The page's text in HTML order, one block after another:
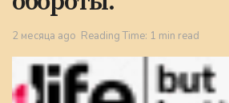
2 месяца ago Reading Time: 1 min read